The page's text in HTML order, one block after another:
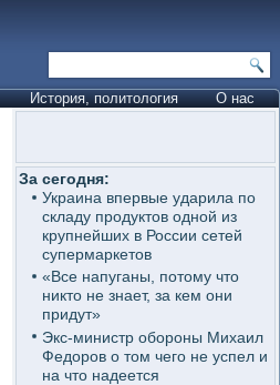
История, политология О нас
За сегодня:
Украина впервые ударила по
складу продуктов одной из
крупнейших в России сетей
супермаркетов
«Все напуганы, потому что
никто не знает, за кем они
придут»
Экс-министр обороны Михаил
Федоров о том чего не успел и
на что надеется